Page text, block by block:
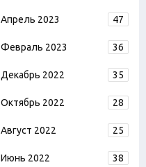
Апрель 2023 47
Февраль 2023 36
Декабрь 2022 35
Октябрь 2022 28
Август 2022 25
Июнь 2022 38